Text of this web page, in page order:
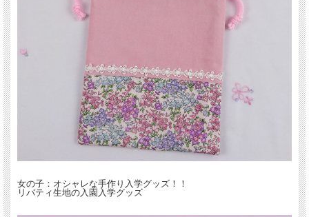
女の子：オシャレな手作り入学グッズ！！
リバティ生地の入園入学グッズ